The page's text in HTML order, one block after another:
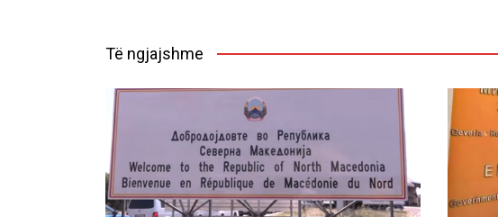
Të ngjajshme